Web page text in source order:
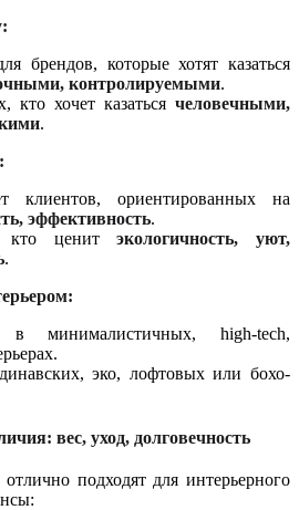
брендов, которые хотят казаться
контролируемыми.
хочет казаться человечными,
.
клиентов, ориентированных на
эффективность.
кто ценитэкологичность, уют,
.
минималистичных, high-tech,
эко, лофтовых или бохо-
вес, уход, долговечность
подходят для интерьерного